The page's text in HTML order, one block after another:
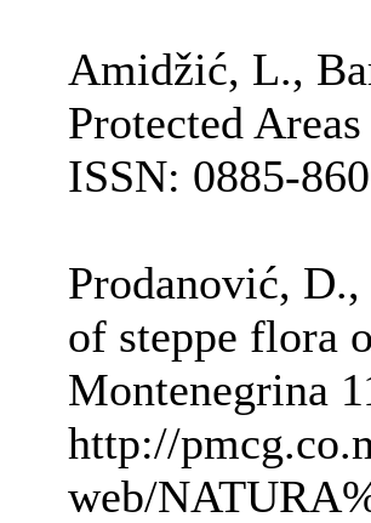
Amidžić, L.,
Protected
ISSN: 0885-
Prodanović,
of steppe flora
Montenegrina
http://
web/